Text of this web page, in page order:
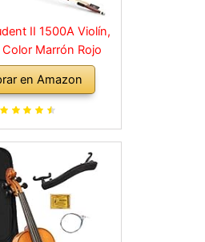
II 1500A Violín,
Marrón Rojo
en Amazon